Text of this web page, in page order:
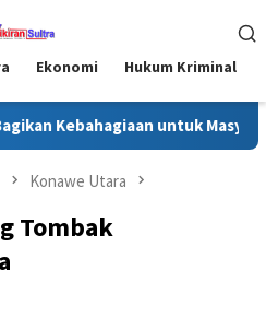
Ekonomi Hukum Kriminal
untuk Masyarakat
Konawe Utara
Tombak